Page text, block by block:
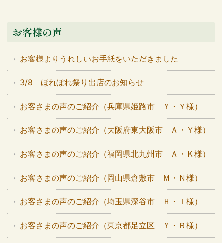
お客様の声
お客様よりうれしいお手紙をいただきました
3/8 ほれぼれ祭り出店のお知らせ
お客さまの声のご紹介（兵庫県姫路市 Ｙ・Ｙ様）
お客さまの声のご紹介（大阪府東大阪市 Ａ・Ｙ様）
お客さまの声のご紹介（福岡県北九州市 Ａ・Ｋ様）
お客さまの声のご紹介（岡山県倉敷市 Ｍ・Ｎ様）
お客さまの声のご紹介（埼玉県深谷市 Ｈ・Ｉ様）
お客さまの声のご紹介（東京都足立区 Ｙ・Ｒ様）